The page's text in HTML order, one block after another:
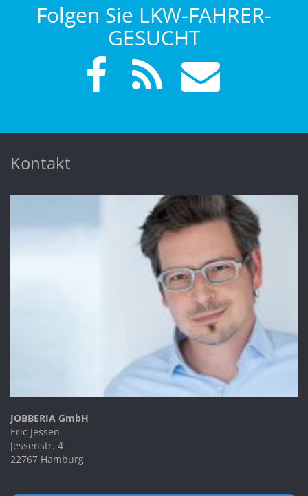
Folgen Sie LKW-FAHRER-
GESUCHT
Kontakt
JOBBERIA GmbH
Eric Jessen
Jessenstr. 4
22767 Hamburg